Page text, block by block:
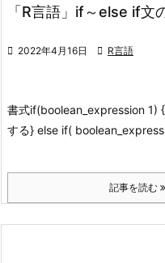
「R言語」if～else if文
 2022年4月16日  R言語
書式if(boolean_expression 1) {
する} else if(
記事を読む